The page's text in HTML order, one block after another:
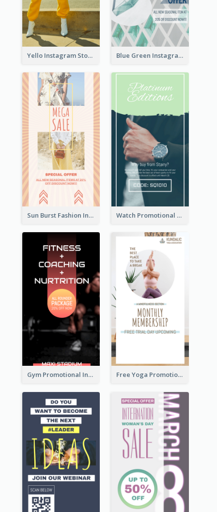
Yello Instagram Story Blue Green Instagram Story
Sun Burst Fashion Instagram Story Watch Promotional Display Instagram Story Design
Gym Promotional Instagram Story Design Free Yoga Promotional Day Instagram Story Design